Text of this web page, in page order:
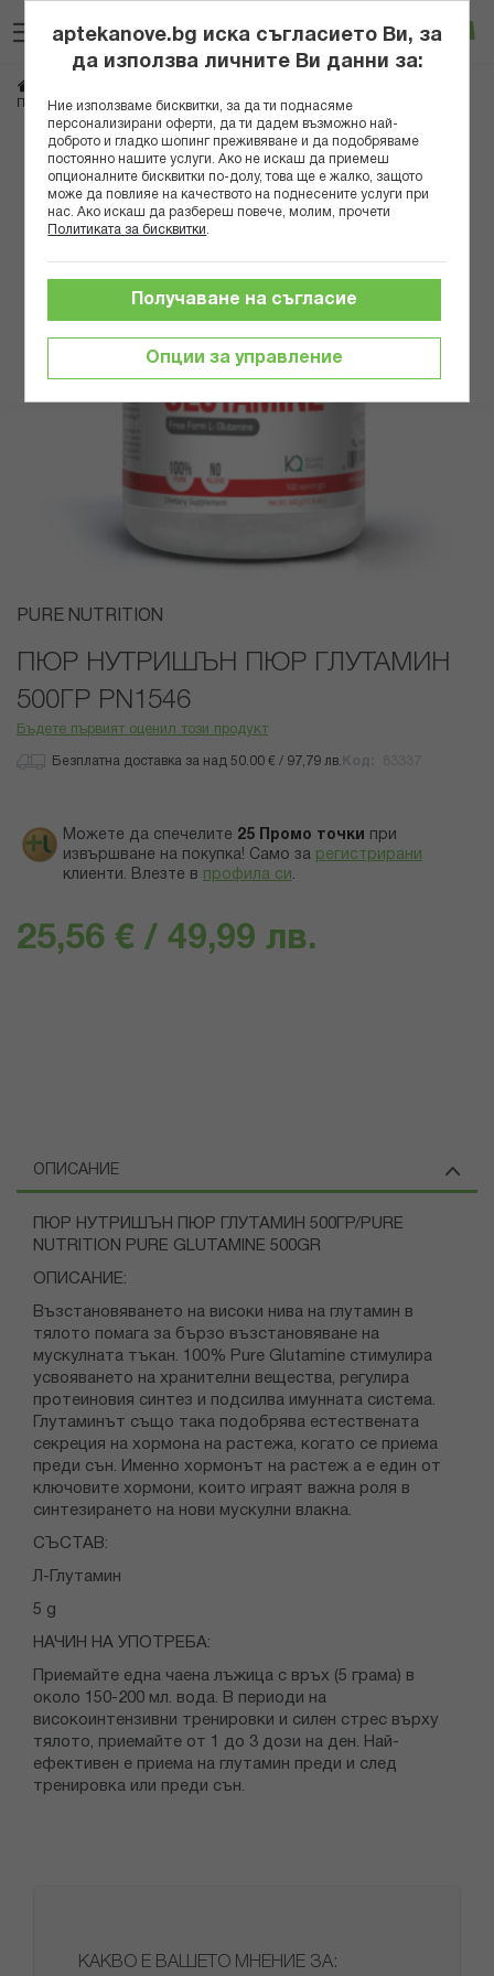
към
съдържанието
Вход
ПЮР НУТРИШЪН ПЮР ГЛУТАМИН 500ГР PN1546
Преминете
края
Преминете
началото
галерия
със
PURE NUTRITION
ПЮР НУТРИШЪН ПЮР ГЛУТАМИН
500ГР PN1546
Бъдете първият оценил този продукт
Безплатна доставка за над 50.00 € / 97,79 лв.
Можете да спечелите 25 Промо точки
при
извършване на покупка! Само за регистрирани
клиенти. Влезте в профила си .
25,56 € / 49,99 лв.
ОПИСАНИЕ
ПЮР НУТРИШЪН ПЮР ГЛУТАМИН 500ГР/PURE
NUTRITION PURE GLUTAMINE 500GR
ОПИСАНИЕ:
Възстановяването на високи нива на глутамин в
тялото помага за бързо възстановяване на
мускулната тъкан. 100% Pure Glutamine стимулира
усвояването на хранителни вещества, регулира
протеиновия синтез и подсилва имунната система.
Глутаминът също така подобрява естествената
секреция на хормона на растежа, когато се приема
преди сън. Именно хормонът на растеж а е един от
ключовите хормони, които играят важна роля в
синтезирането на нови мускулни влакна.
СЪСТАВ:
Л-Глутамин
5 g
НАЧИН НА УПОТРЕБА:
Приемайте една чаена лъжица с връх (5 грама) в
около 150-200 мл. вода. В периоди на
високоинтензивни тренировки и силен стрес върху
тялото, приемайте от 1 до 3 дози на ден. Най-
ефективен е приема на глутамин преди и след
тренировка или преди сън.
КАКВО Е ВАШЕТО МНЕНИЕ ЗА:
aptekanove.bg иска съгласието Ви, за
да използва личните Ви данни за:
Ние използваме бисквитки, за да ти поднасяме
персонализирани оферти, да ти дадем възможно най-
доброто и гладко шопинг преживяване и да подобряваме
постоянно нашите услуги. Ако не искаш да приемеш
опционалните бисквитки по-долу, това ще е жалко, защото
може да повлияе на качеството на поднесените услуги при
нас. Ако искаш да разбереш повече, молим, прочети
Политиката за бисквитки
Опции за управление
Получаване на съгласие